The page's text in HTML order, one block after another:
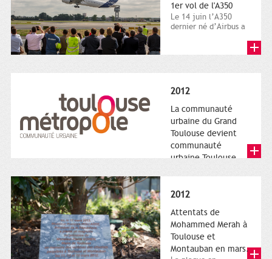
1er vol de l'A350
Le 14 juin l’A350
dernier né d’Airbus a
2012
La communauté
urbaine du Grand
Toulouse devient
communauté
urbaine Toulouse
Métropole,
représentant l'anneau
de Moëbius.
2012
Attentats de
Mohammed Merah à
Toulouse et
Montauban en mars.